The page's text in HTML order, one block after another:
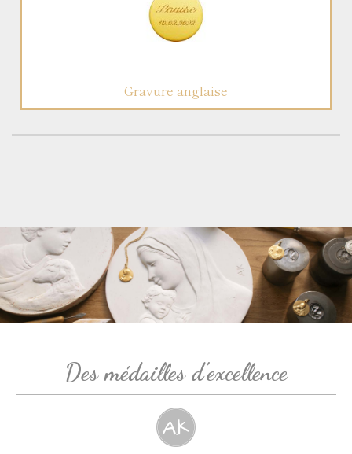
Gravure anglaise
Des médailles d'excellence